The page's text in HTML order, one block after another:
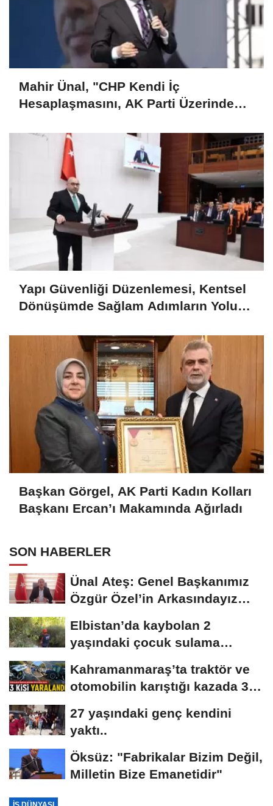
Mahir Ünal, "CHP Kendi İç
Hesaplaşmasını, AK Parti Üzerinden
Yapı Güvenliği Düzenlemesi, Kentsel
Dönüşümde Sağlam Adımların Yolunu
Başkan Görgel, AK Parti Kadın Kolları
Başkanı Ercan’ı Makamında Ağırladı
SON HABERLER
Ünal Ateş: Genel Başkanımız
Özgür Özel’in Arkasındayız
Elbistan’da kaybolan 2
yaşındaki çocuk sulama
Kahramanmaraş’ta traktör ve
otomobilin karıştığı kazada 3
27 yaşındaki genç kendini
yaktı..
Öksüz: "Fabrikalar Bizim Değil,
Milletin Bize Emanetidir"